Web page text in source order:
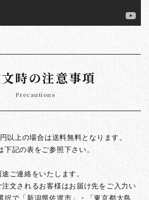
時の注意事項
Precautions
以上の場合は送料無料となります。
記の表をご参照下さい。
ご連絡をいたします。
文されるお客様はお届け先をご入力い
択で「新潟県佐渡市」・「東京都大島